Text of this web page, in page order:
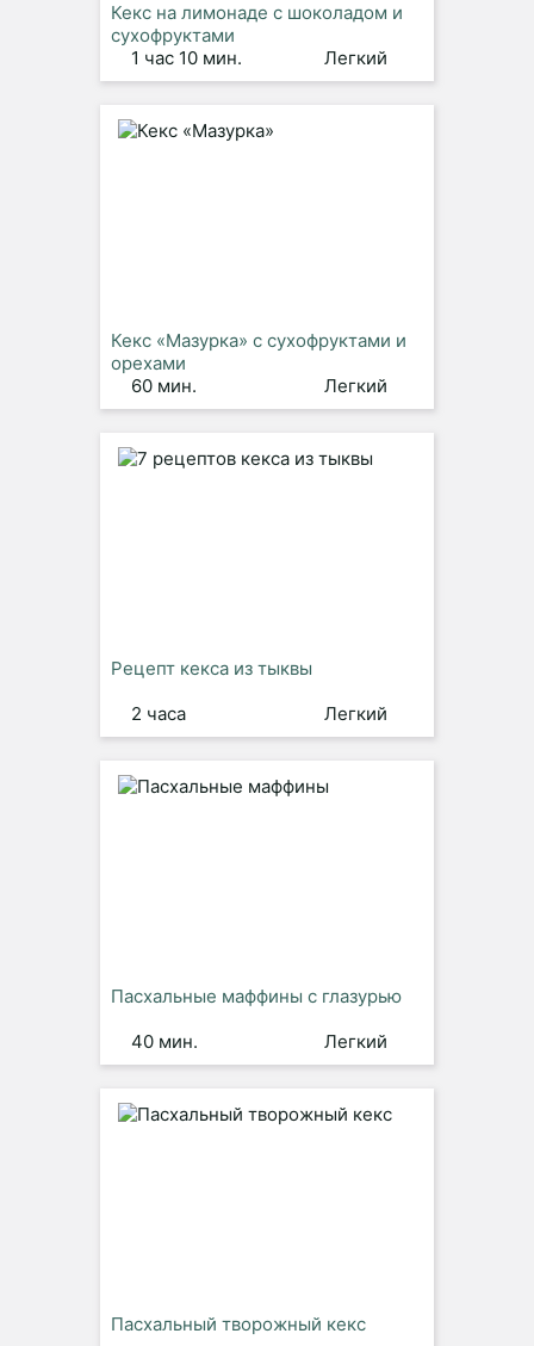
Кекс на лимонаде с шоколадом и
сухофруктами
1 час 10 мин.
Легкий
Кекс «Мазурка» с сухофруктами и
орехами
60 мин.
Легкий
Рецепт кекса из тыквы
2 часа
Легкий
Пасхальные маффины с глазурью
40 мин.
Легкий
Пасхальный творожный кекс